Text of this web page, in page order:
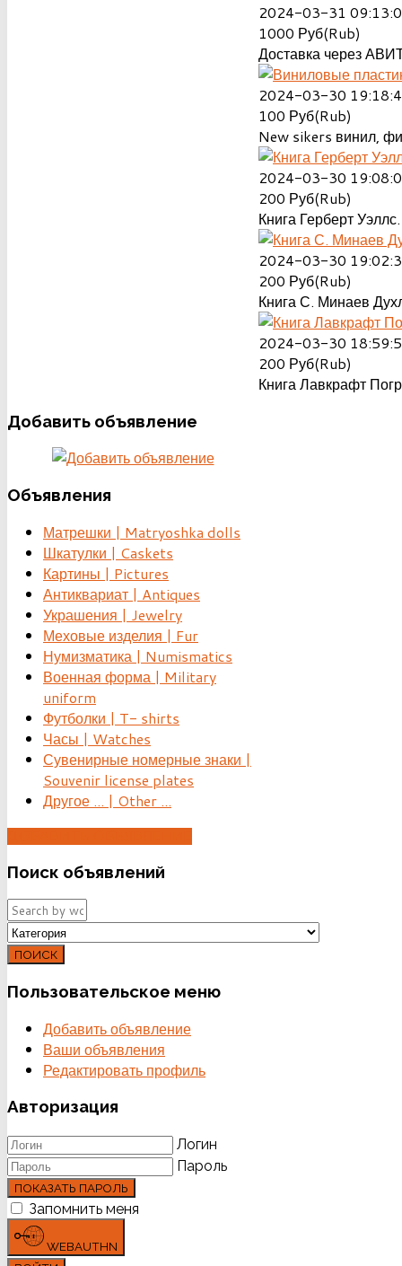
2024-03-31
1000 Руб(Rub)
Доставка через
2024-03-30
100 Руб(Rub)
New sikers винил,
2024-03-30
200 Руб(Rub)
Книга Герберт
2024-03-30
200 Руб(Rub)
Книга С. Минаев
2024-03-30
200 Руб(Rub)
Книга Лавкрафт
Добавить объявление
Объявления
Матрешки | Matryoshka dolls
Шкатулки | Caskets
Картины | Pictures
Антиквариат | Antiques
Украшения | Jewelry
Меховые изделия | Fur
Нумизматика | Numismatics
Военная форма | Military
uniform
Футболки | T- shirts
Часы | Watches
Сувенирные номерные знаки |
Souvenir license plates
Другое ... | Other ...
Поиск объявлений
ПОИСК
Пользовательское меню
Добавить объявление
Ваши объявления
Редактировать профиль
Авторизация
Логин
Пароль
ПОКАЗАТЬ ПАРОЛЬ
Запомнить меня
WEBAUTHN